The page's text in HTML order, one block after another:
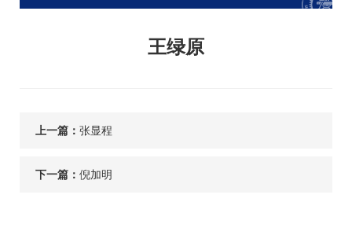
王绿原
上一篇： 张显程
下一篇： 倪加明